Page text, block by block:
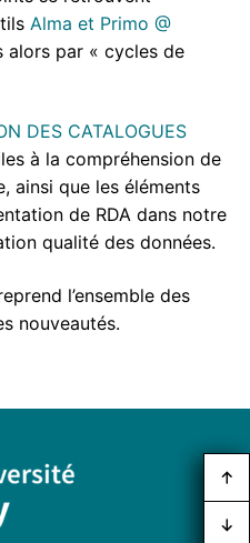
Alma et Primo @
alors par « cycles de
DES CATALOGUES
à la compréhension de
ainsi que les éléments
de RDA dans notre
qualité des données.
l’ensemble des
nouveautés.